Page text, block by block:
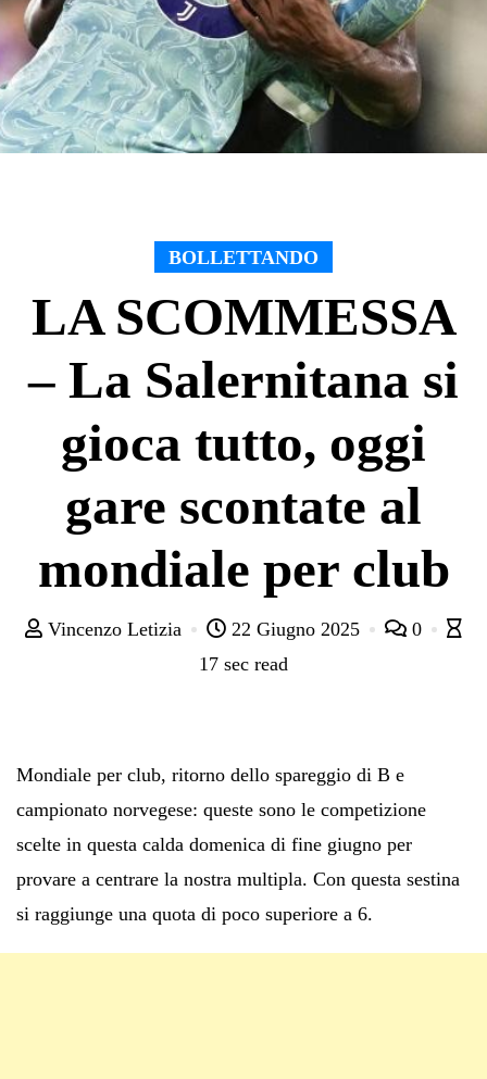
BOLLETTANDO
LA SCOMMESSA
– La Salernitana si
gioca tutto, oggi
gare scontate al
mondiale per club
Vincenzo Letizia 22 Giugno 2025
0
17 sec read
Mondiale per club, ritorno dello spareggio di B e
campionato norvegese: queste sono le competizione
scelte in questa calda domenica di fine giugno per
provare a centrare la nostra multipla. Con questa sestina
si raggiunge una quota di poco superiore a 6.